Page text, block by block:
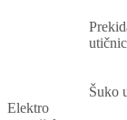
Elektro
Šuko